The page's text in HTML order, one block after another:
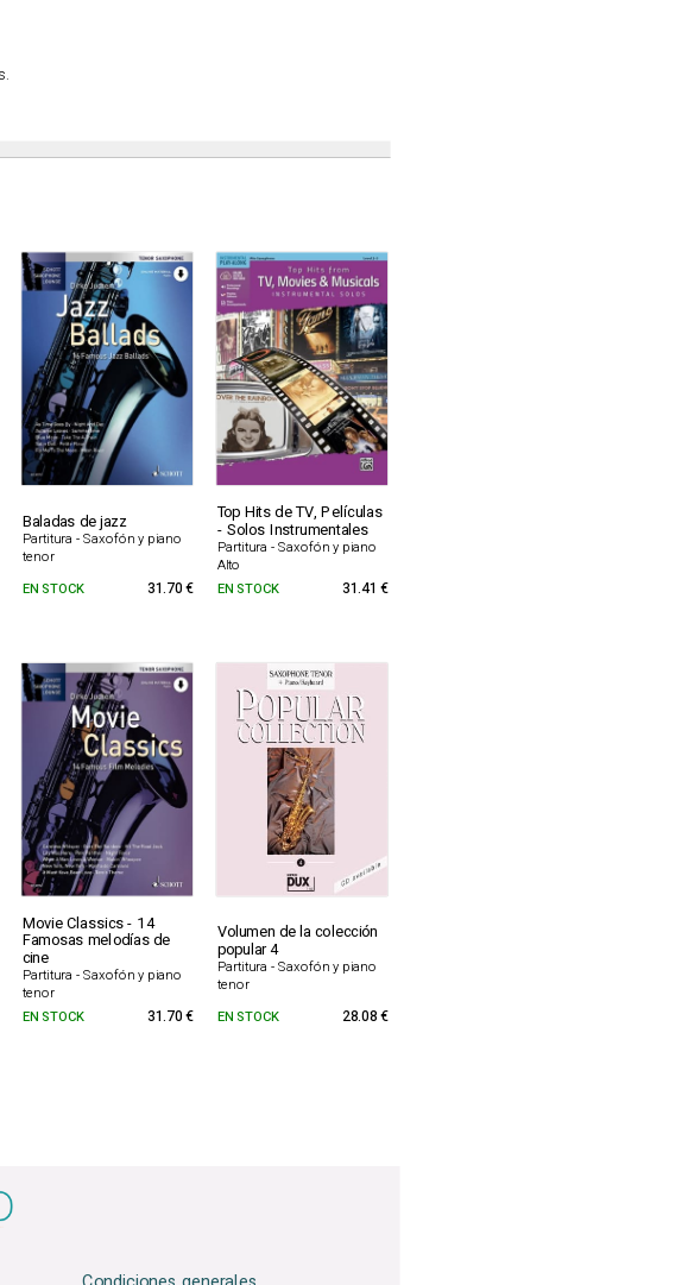
Baladas de jazz
Partitura - Saxofón y piano
tenor
Top Hits de TV, Películas
- Solos Instrumentales
Partitura - Saxofón y piano
Alto
EN STOCK 31.70 € EN STOCK 31.41 €
Movie Classics - 14
Famosas melodías de
cine
Partitura - Saxofón y piano
tenor
Volumen de la colección
popular 4
Partitura - Saxofón y piano
tenor
EN STOCK 31.70 € EN STOCK 28.08 €